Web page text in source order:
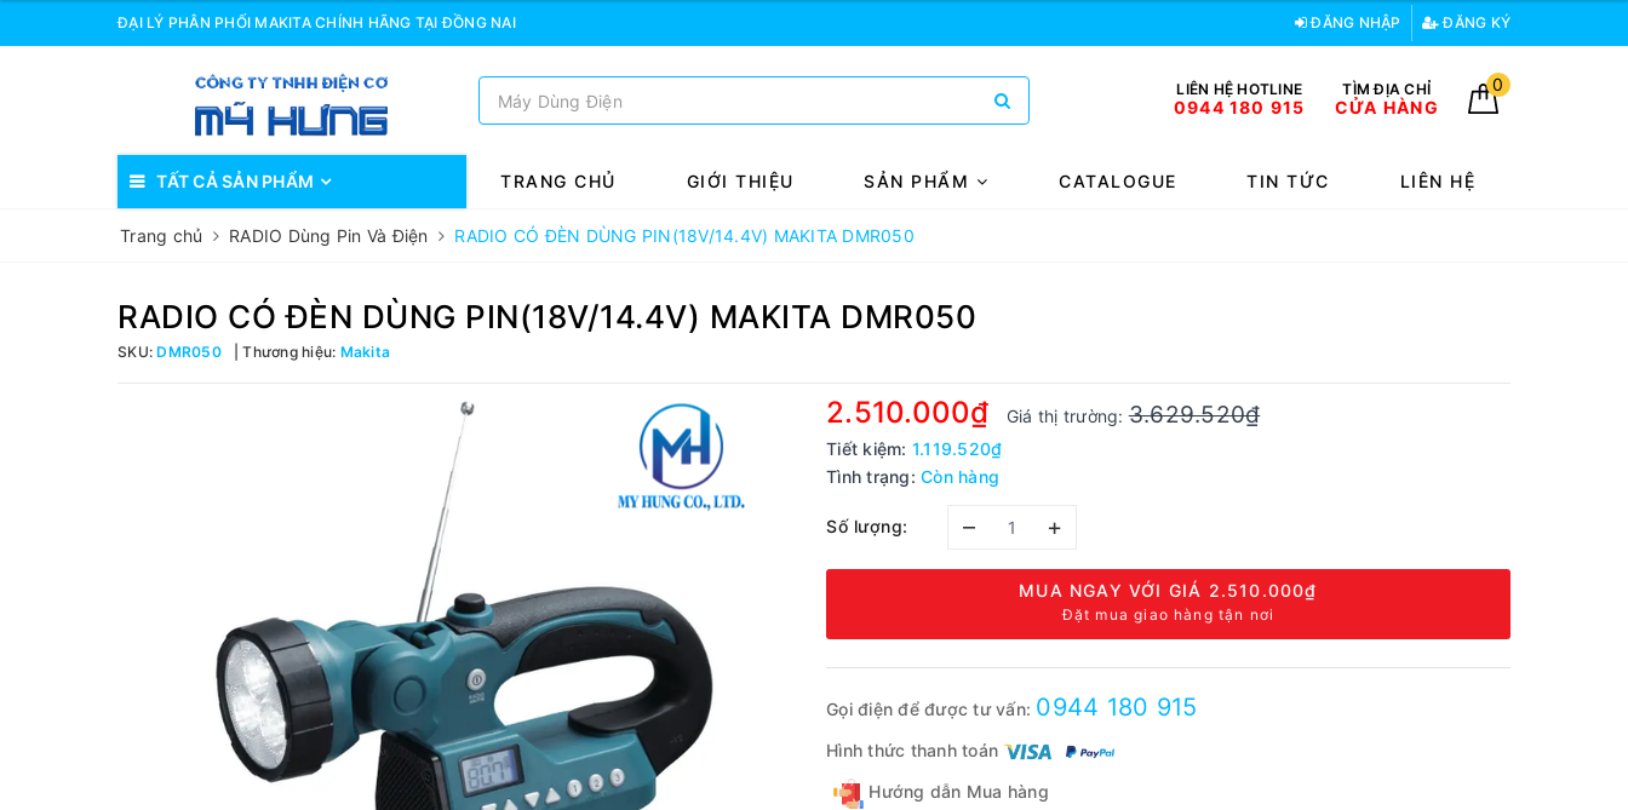
ĐẠI LÝ PHÂN PHỐI MAKITA CHÍNH HÃNG TẠI ĐỒNG NAI ĐĂNG NHẬP ĐĂNG KÝ
LIÊN HỆ HOTLINE
0944 180 915
TÌM ĐỊA CHỈ
CỬA HÀNG
0
TẤT CẢ SẢN PHẨM TRANG CHỦ GIỚI THIỆU SẢN PHẨM CATALOGUE TIN TỨC LIÊN HỆ
Trang chủ RADIO Dùng Pin Và Điện RADIO CÓ ĐÈN DÙNG PIN(18V/14.4V) MAKITA DMR050
RADIO CÓ ĐÈN DÙNG PIN(18V/14.4V) MAKITA DMR050
SKU:DMR050 Thương hiệu: Makita
2.510.000₫ Giá thị trường:3.629.520₫
Tiết kiệm: 1.119.520₫
Tình trạng: Còn hàng
Số lượng: – +
MUA NGAY VỚI GIÁ 2.510.000₫
Đặt mua giao hàng tận nơi
Gọi điện để được tư vấn: 0944 180 915
Hình thức thanh toán
Hướng dẫn Mua hàng